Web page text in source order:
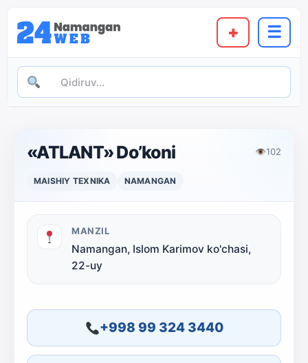
+ ☰
«ATLANT» Do’koni 👁102
MAISHIY TEXNIKA NAMANGAN
MANZIL
Namangan, Islom Karimov ko'chasi,
22-uy
+998 99 324 3440